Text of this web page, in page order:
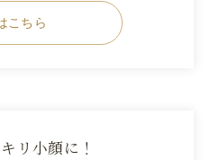
こちら
リ小顔に！